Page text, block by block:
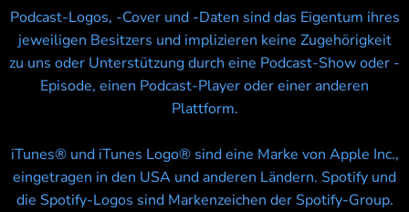
Podcast-Logos, -Cover und -Daten sind das Eigentum ihres
jeweiligen Besitzers und implizieren keine Zugehörigkeit
zu uns oder Unterstützung durch eine Podcast-Show oder -
Episode, einen Podcast-Player oder einer anderen
Plattform.
iTunes® und iTunes Logo® sind eine Marke von Apple Inc.,
eingetragen in den USA und anderen Ländern. Spotify und
die Spotify-Logos sind Markenzeichen der Spotify-Group.